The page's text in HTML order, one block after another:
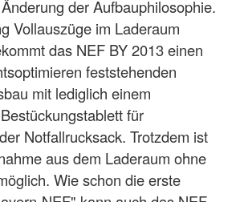
der Aufbauphilosophie.
Vollauszüge im Laderaum
das NEF BY 2013 einen
feststehenden
mit lediglich einem
für
Notfallrucksack. Trotzdem ist
aus dem Laderaum ohne
Wie schon die erste